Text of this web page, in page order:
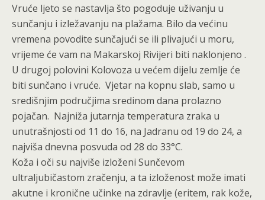
Vruće ljeto se nastavlja što pogoduje uživanju u
sunčanju i izležavanju na plažama. Bilo da većinu
vremena povodite sunčajući se ili plivajući u moru,
vrijeme će vam na Makarskoj Rivijeri biti naklonjeno .
U drugoj polovini Kolovoza u većem dijelu zemlje će
biti sunčano i vruće. Vjetar na kopnu slab, samo u
središnjim područjima sredinom dana prolazno
pojačan. Najniža jutarnja temperatura zraka u
unutrašnjosti od 11 do 16, na Jadranu od 19 do 24, a
najviša dnevna posvuda od 28 do 33°C.
Koža i oči su najviše izloženi Sunčevom
ultraljubičastom zračenju, a ta izloženost može imati
akutne i kronične učinke na zdravlje (eritem, rak kože,